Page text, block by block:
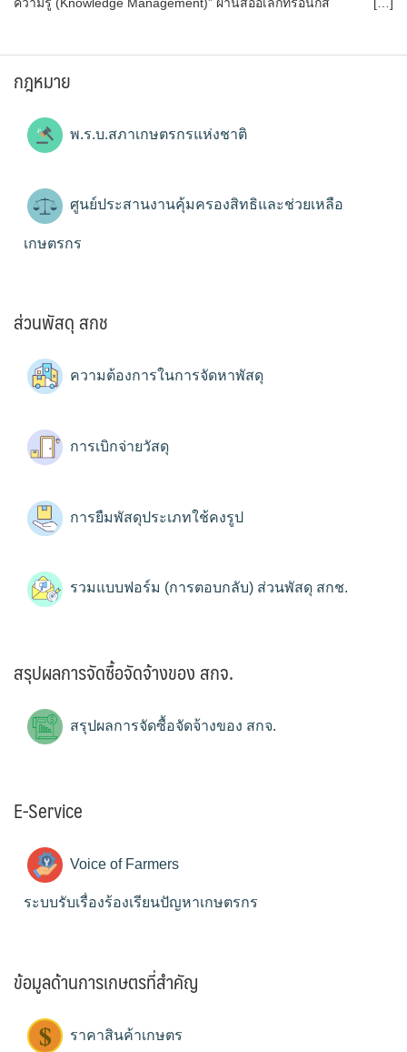
กฎหมาย
พ.ร.บ.สภาเกษตรกรแห่งชาติ
ศูนย์ประสานงานคุ้มครองสิทธิและช่วยเหลือ
เกษตรกร
ส่วนพัสดุ สกช
ความต้องการในการจัดหาพัสดุ
การเบิกจ่ายวัสดุ
การยืมพัสดุประเภทใช้คงรูป
รวมแบบฟอร์ม (การตอบกลับ) ส่วนพัสดุ สกช.
สรุปผลการจัดซื้อจัดจ้างของ สกจ.
สรุปผลการจัดซื้อจัดจ้างของ สกจ.
E-Service
Voice of Farmers
ระบบรับเรื่องร้องเรียนปัญหาเกษตรกร
ข้อมูลด้านการเกษตรที่สำคัญ
ราคาสินค้าเกษตร